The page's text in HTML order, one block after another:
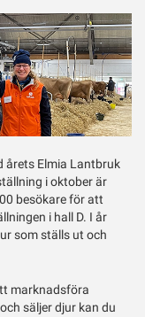
årets Elmia Lantbruk
i oktober är
besökare för att
i hall D. I år
som ställs ut och
marknadsföra
säljer djur kan du